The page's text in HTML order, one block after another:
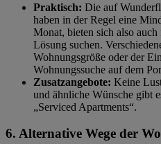
Praktisch: Die auf
haben in der Regel eine
Monat, bieten sich also
Lösung suchen.
Wohnungsgröße oder der
Wohnungssuche auf dem
Zusatzangebote: Keine
und ähnliche Wünsche gibt
Serviced Apartments .
6. Alternative Wege der